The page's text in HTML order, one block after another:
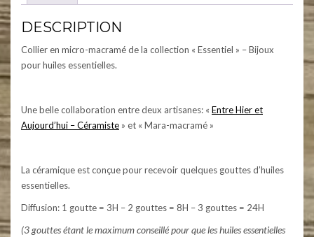
DESCRIPTION
Collier en micro-macramé de la collection « Essentiel » – Bijoux
pour huiles essentielles.
Une belle collaboration entre deux artisanes: « Entre Hier et
Aujourd’hui – Céramiste » et « Mara-macramé »
La céramique est conçue pour recevoir quelques gouttes d’huiles
essentielles.
Diffusion: 1 goutte = 3H – 2 gouttes = 8H – 3 gouttes = 24H
(3 gouttes étant le maximum conseillé pour que les huiles essentielles